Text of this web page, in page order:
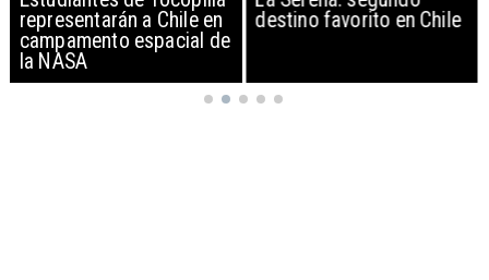
representarán a Chile en
campamento espacial de
la NASA
destino favorito en Chile